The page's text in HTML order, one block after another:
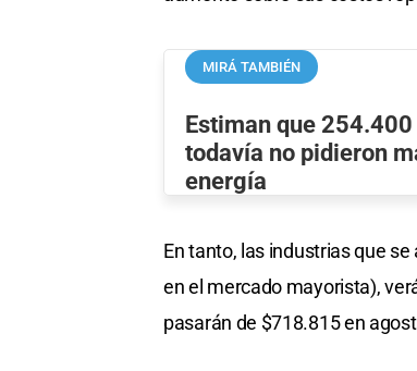
MIRÁ TAMBIÉN
Estiman que
todavía no pidieron
energía
En tanto, las industrias que
en el mercado mayorista),
pasarán de $718.815 en